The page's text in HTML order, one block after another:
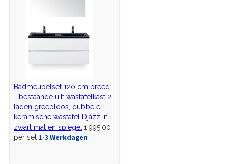
Badmeubelset 120 cm breed
- bestaande uit: wastafelkast 2
laden greeploos, dubbele
keramische wastafel Djazz in
zwart mat en spiegel 1.995,00
per set 1-3 Werkdagen